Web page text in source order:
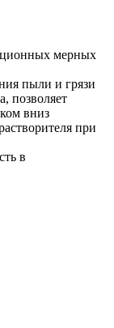
мерных
пыли и грязи
позволяет
вниз
при
в